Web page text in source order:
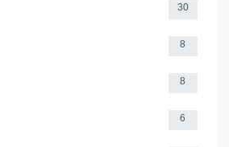
30
8
8
6